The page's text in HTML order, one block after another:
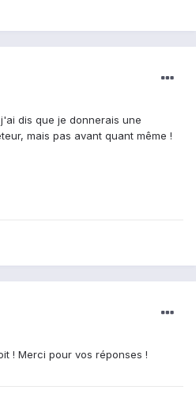
dis que je donnerais une
mais pas avant quant même !
! Merci pour vos réponses !